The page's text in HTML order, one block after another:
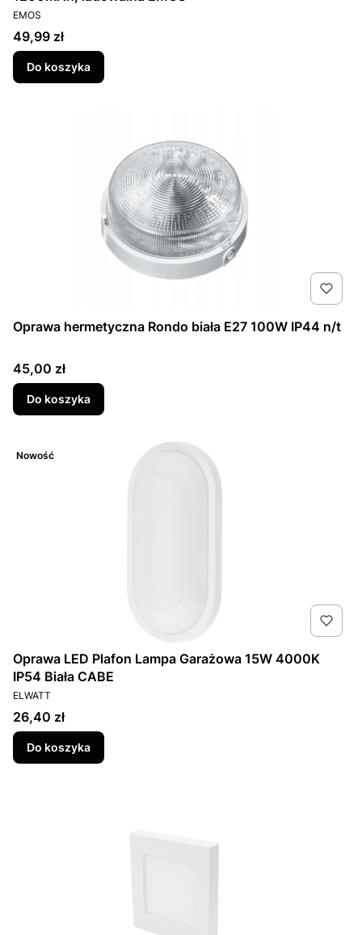
PRODUCENT
EMOS
Cena
49,99 zł
Do koszyka
Oprawa hermetyczna Rondo biała E27 100W IP44 n/t
Cena
45,00 zł
Do koszyka
Nowość
Oprawa LED Plafon Lampa Garażowa 15W 4000K
IP54 Biała CABE
PRODUCENT
ELWATT
Cena
26,40 zł
Do koszyka